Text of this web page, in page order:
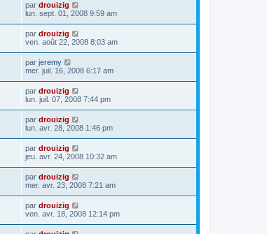
par drouizig
lun. sept. 01, 2008 9:59 am
par drouizig
ven. août 22, 2008 8:03 am
par jeremy
mer. juil. 16, 2008 6:17 am
par drouizig
lun. juil. 07, 2008 7:44 pm
par drouizig
lun. avr. 28, 2008 1:46 pm
par drouizig
jeu. avr. 24, 2008 10:32 am
par drouizig
mer. avr. 23, 2008 7:21 am
par drouizig
ven. avr. 18, 2008 12:14 pm